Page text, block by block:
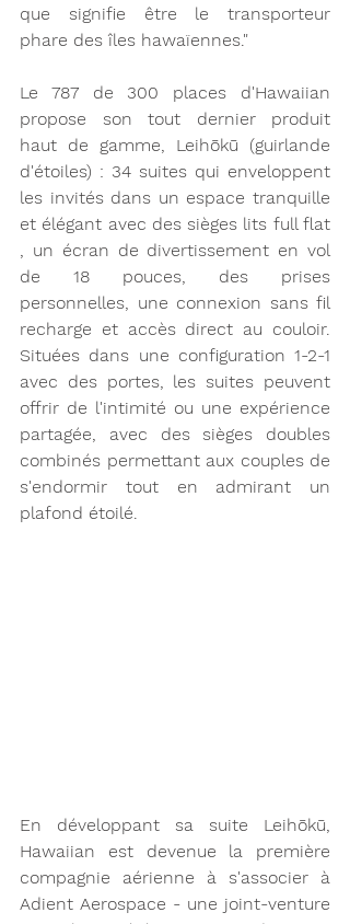
que signifie être le transporteur
phare des îles hawaïennes."
Le 787 de 300 places d'Hawaiian
propose son tout dernier produit
haut de gamme, Leihōkū (guirlande
d'étoiles) : 34 suites qui enveloppent
les invités dans un espace tranquille
et élégant avec des sièges lits full flat
, un écran de divertissement en vol
de 18 pouces, des prises
personnelles, une connexion sans fil
recharge et accès direct au couloir.
Situées dans une configuration 1-2-1
avec des portes, les suites peuvent
offrir de l'intimité ou une expérience
partagée, avec des sièges doubles
combinés permettant aux couples de
s'endormir tout en admirant un
plafond étoilé.
En développant sa suite Leihōkū,
Hawaiian est devenue la première
compagnie aérienne à s'associer à
Adient Aerospace - une joint-venture